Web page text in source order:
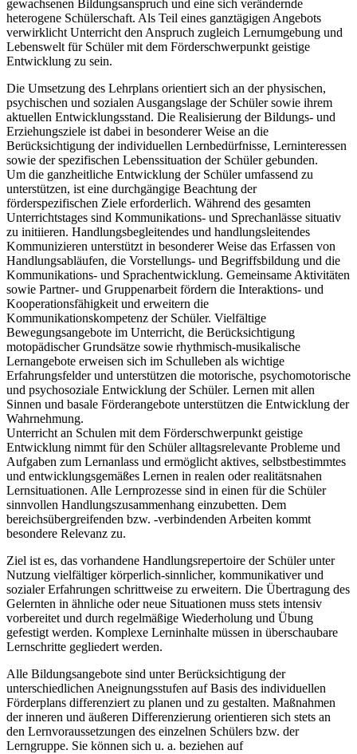
gewachsenen Bildungsanspruch und eine sich verändernde
heterogene Schülerschaft. Als Teil eines ganztägigen Angebots
verwirklicht Unterricht den Anspruch zugleich Lernumgebung und
Lebenswelt für Schüler mit dem Förderschwerpunkt geistige
Entwicklung zu sein.
Die Umsetzung des Lehrplans orientiert sich an der physischen,
psychischen und sozialen Ausgangslage der Schüler sowie ihrem
aktuellen Entwicklungsstand. Die Realisierung der Bildungs- und
Erziehungsziele ist dabei in besonderer Weise an die
Berücksichtigung der individuellen Lernbedürfnisse, Lerninteressen
sowie der spezifischen Lebenssituation der Schüler gebunden.
Um die ganzheitliche Entwicklung der Schüler umfassend zu
unterstützen, ist eine durchgängige Beachtung der
förderspezifischen Ziele erforderlich. Während des gesamten
Unterrichtstages sind Kommunikations- und Sprechanlässe situativ
zu initiieren. Handlungsbegleitendes und handlungsleitendes
Kommunizieren unterstützt in besonderer Weise das Erfassen von
Handlungsabläufen, die Vorstellungs- und Begriffsbildung und die
Kommunikations- und Sprachentwicklung. Gemeinsame Aktivitäten
sowie Partner- und Gruppenarbeit fördern die Interaktions- und
Kooperationsfähigkeit und erweitern die
Kommunikationskompetenz der Schüler. Vielfältige
Bewegungsangebote im Unterricht, die Berücksichtigung
motopädischer Grundsätze sowie rhythmisch-musikalische
Lernangebote erweisen sich im Schulleben als wichtige
Erfahrungsfelder und unterstützen die motorische, psychomotorische
und psychosoziale Entwicklung der Schüler. Lernen mit allen
Sinnen und basale Förderangebote unterstützen die Entwicklung der
Wahrnehmung.
Unterricht an Schulen mit dem Förderschwerpunkt geistige
Entwicklung nimmt für den Schüler alltagsrelevante Probleme und
Aufgaben zum Lernanlass und ermöglicht aktives, selbstbestimmtes
und entwicklungsgemäßes Lernen in realen oder realitätsnahen
Lernsituationen. Alle Lernprozesse sind in einen für die Schüler
sinnvollen Handlungszusammenhang einzubetten. Dem
bereichsübergreifenden bzw. -verbindenden Arbeiten kommt
besondere Relevanz zu.
Ziel ist es, das vorhandene Handlungsrepertoire der Schüler unter
Nutzung vielfältiger körperlich-sinnlicher, kommunikativer und
sozialer Erfahrungen schrittweise zu erweitern. Die Übertragung des
Gelernten in ähnliche oder neue Situationen muss stets intensiv
vorbereitet und durch regelmäßige Wiederholung und Übung
gefestigt werden. Komplexe Lerninhalte müssen in überschaubare
Lernschritte gegliedert werden.
Alle Bildungsangebote sind unter Berücksichtigung der
unterschiedlichen Aneignungsstufen auf Basis des individuellen
Förderplans differenziert zu planen und zu gestalten. Maßnahmen
der inneren und äußeren Differenzierung orientieren sich stets an
den Lernvoraussetzungen des einzelnen Schülers bzw. der
Lerngruppe. Sie können sich u. a. beziehen auf